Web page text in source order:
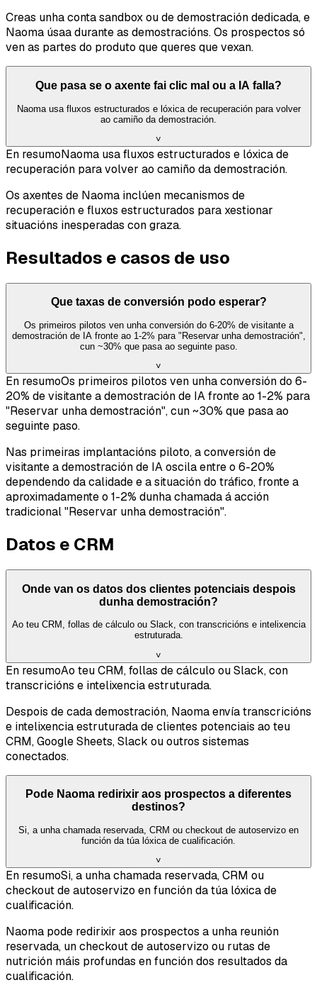
Creas unha conta sandbox ou de demostración dedicada, e
Naoma úsaa durante as demostracións. Os prospectos só
ven as partes do produto que queres que vexan.
Que pasa se o axente fai clic mal ou a IA falla?
Naoma usa fluxos estructurados e lóxica de recuperación para volver
ao camiño da demostración.
˅
En resumoNaoma usa fluxos estructurados e lóxica de
recuperación para volver ao camiño da demostración.
Os axentes de Naoma inclúen mecanismos de
recuperación e fluxos estructurados para xestionar
situacións inesperadas con graza.
Resultados e casos de uso
Que taxas de conversión podo esperar?
Os primeiros pilotos ven unha conversión do 6-20% de visitante a
demostración de IA fronte ao 1-2% para "Reservar unha demostración",
cun ~30% que pasa ao seguinte paso.
˅
En resumoOs primeiros pilotos ven unha conversión do 6-
20% de visitante a demostración de IA fronte ao 1-2% para
"Reservar unha demostración", cun ~30% que pasa ao
seguinte paso.
Nas primeiras implantacións piloto, a conversión de
visitante a demostración de IA oscila entre o 6-20%
dependendo da calidade e a situación do tráfico, fronte a
aproximadamente o 1-2% dunha chamada á acción
tradicional "Reservar unha demostración".
Datos e CRM
Onde van os datos dos clientes potenciais despois
dunha demostración?
Ao teu CRM, follas de cálculo ou Slack, con transcricións e intelixencia
estruturada.
˅
En resumoAo teu CRM, follas de cálculo ou Slack, con
transcricións e intelixencia estruturada.
Despois de cada demostración, Naoma envía transcricións
e intelixencia estruturada de clientes potenciais ao teu
CRM, Google Sheets, Slack ou outros sistemas
conectados.
Pode Naoma redirixir aos prospectos a diferentes
destinos?
Si, a unha chamada reservada, CRM ou checkout de autoservizo en
función da túa lóxica de cualificación.
˅
En resumoSi, a unha chamada reservada, CRM ou
checkout de autoservizo en función da túa lóxica de
cualificación.
Naoma pode redirixir aos prospectos a unha reunión
reservada, un checkout de autoservizo ou rutas de
nutrición máis profundas en función dos resultados da
cualificación.